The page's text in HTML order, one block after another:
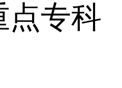
点专科